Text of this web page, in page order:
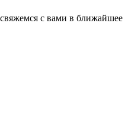
с вами в ближайшее